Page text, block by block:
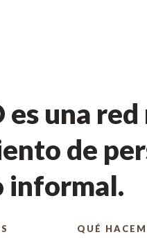
es una
de
informal.
QUÉ